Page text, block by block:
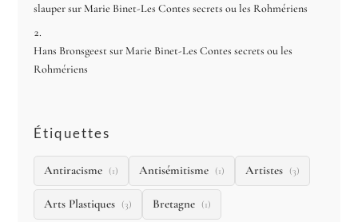
slaupersurMarie Binet-Les Contes secrets ou les Rohmériens
Hans Bronsgeest surMarie Binet-Les Contes secrets ou les
Rohmériens
Étiquettes
Antiracisme (1) Antisémitisme (1) Artistes (3)
Arts Plastiques (3) Bretagne (1)